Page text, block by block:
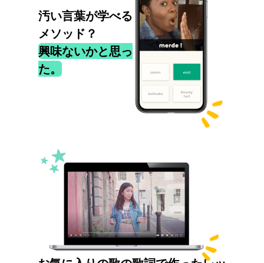
汚い言葉が学べる
メソッド？
興味ないかと思っ
た。